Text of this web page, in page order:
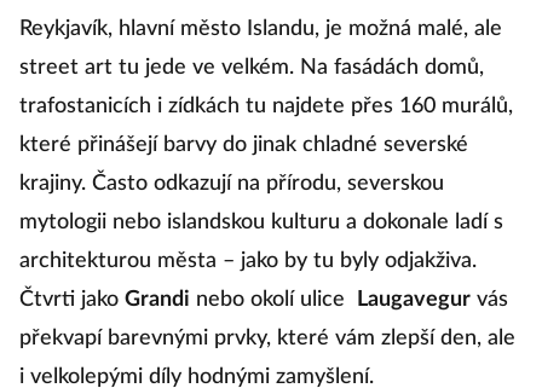
Reykjavík, hlavní město Islandu, je možná malé, ale
street art tu jede ve velkém. Na fasádách domů,
trafostanicích i zídkách tu najdete přes 160 murálů,
které přinášejí barvy do jinak chladné severské
krajiny. Často odkazují na přírodu, severskou
mytologii nebo islandskou kulturu a dokonale ladí s
architekturou města – jako by tu byly odjakživa.
Čtvrti jako Grandi nebo okolí ulice Laugavegurvás
překvapí barevnými prvky, které vám zlepší den, ale
i velkolepými díly hodnými zamyšlení.